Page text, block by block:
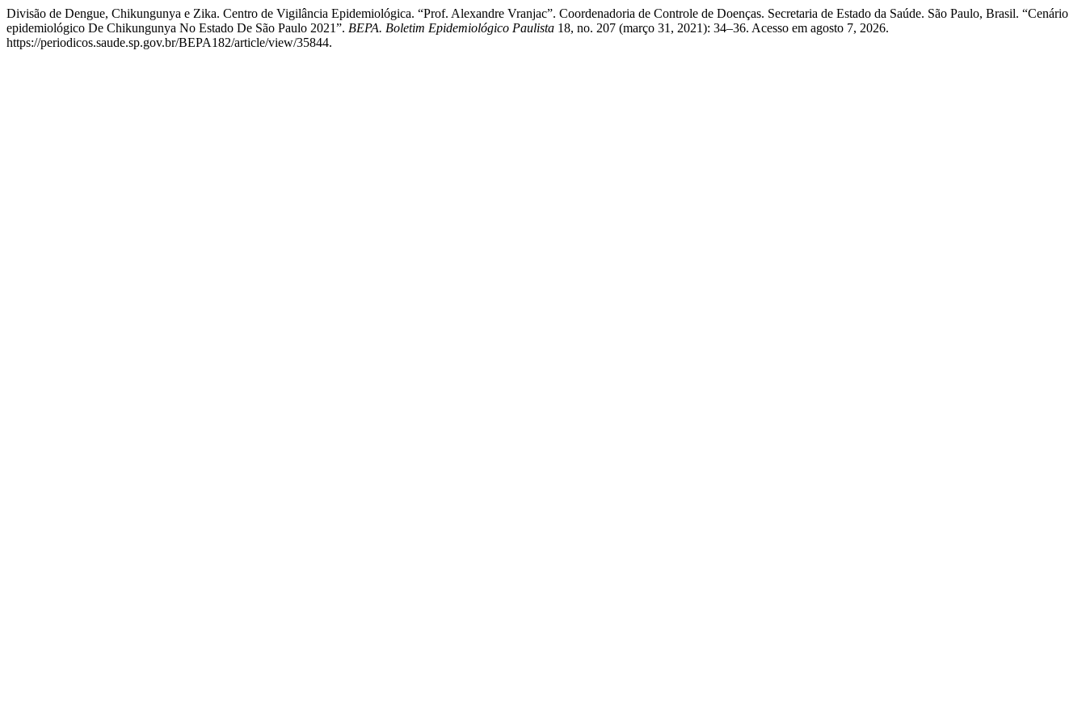
Divisão de Dengue, Chikungunya e Zika. Centro de Vigilância Epidemiológica. “Prof. Alexandre Vranjac”. Coordenadoria de Controle de Doenças. Secretaria de Estado da Saúde. São Paulo, Brasil. “Cenário
epidemiológico De Chikungunya No Estado De São Paulo 2021”. BEPA. Boletim Epidemiológico Paulista 18, no. 207 (março 31, 2021): 34–36. Acesso em agosto 7, 2026.
https://periodicos.saude.sp.gov.br/BEPA182/article/view/35844.